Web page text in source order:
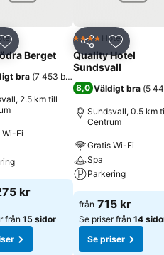
Lägg till i Mina Favoriter
Berget
bra (7 453 betyg
2.5 km till
Wi-Fi
kr
från 15 sidor
Dela Lägg till
4 StjärnorHotell
Quality Hotel
Sundsvall
8,0 Väldigt bra (5
Sundsvall, 0.5 km
Centrum
Gratis Wi-Fi
Spa
Parkering
från 715 kr
Se priser från 14
Se priser